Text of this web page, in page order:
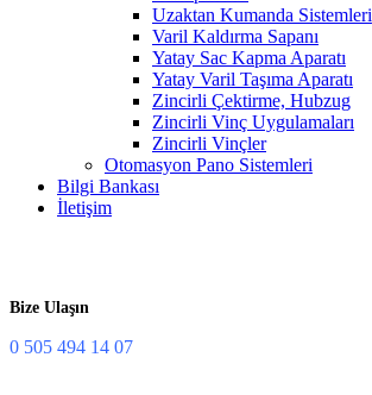
Uzaktan Kumanda Sistemleri
Varil Kaldırma Sapanı
Yatay Sac Kapma Aparatı
Yatay Varil Taşıma Aparatı
Zincirli Çektirme, Hubzug
Zincirli Vinç Uygulamaları
Zincirli Vinçler
Otomasyon Pano Sistemleri
Bilgi Bankası
İletişim
Bize Ulaşın
0 505 494 14 07